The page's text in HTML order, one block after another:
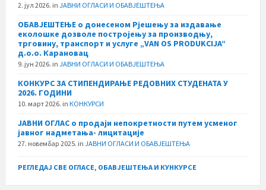
2. јул 2026. in ЈАВНИ ОГЛАСИ И ОБАВЈЕШТЕЊА
ОБАВЈЕШТЕЊЕ о донесеном Рјешењу за издавање
еколошке дозволе постројењу за производњу,
трговину, транспорт и услуге „VAN OS PRODUKCIJA“
д.о.о. Карановац
9. јун 2026. in ЈАВНИ ОГЛАСИ И ОБАВЈЕШТЕЊА
КОНКУРС ЗА СТИПЕНДИРАЊЕ РЕДОВНИХ СТУДЕНАТА У
2026. ГОДИНИ
10. март 2026. in КОНКУРСИ
ЈАВНИ ОГЛАС о продаји непокретности путем усменог
јавног надметања- лицитације
27. новембар 2025. in ЈАВНИ ОГЛАСИ И ОБАВЈЕШТЕЊА
РЕГЛЕДАЈ СВЕ ОГЛАСЕ, ОБАВЈЕШТЕЊА И КУНКУРСЕ